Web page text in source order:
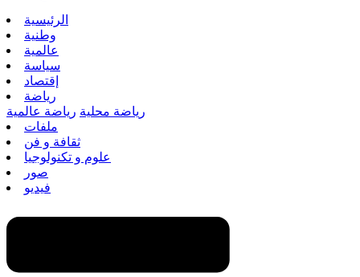
الرئيسية
وطنية
عالمية
سياسة
إقتصاد
رياضة
رياضة محلية رياضة عالمية
ملفات
ثقافة و فن
علوم و تكنولوجيا
صور
فيديو